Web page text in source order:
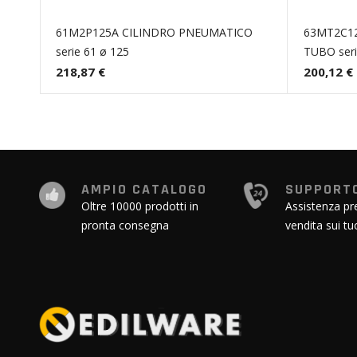
61M2P125A CILINDRO PNEUMATICO
serie 61 ø 125
218,87 €
TUBO
200,12 €
AMPIO CATALOGO
Oltre 10000 prodotti in
pronta consegna
Assistenza
vendita sui